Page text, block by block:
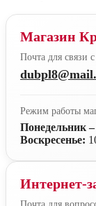
Магазин
Почта для связи
Режим работы
Понедельник
Воскресенье:
Интернет-